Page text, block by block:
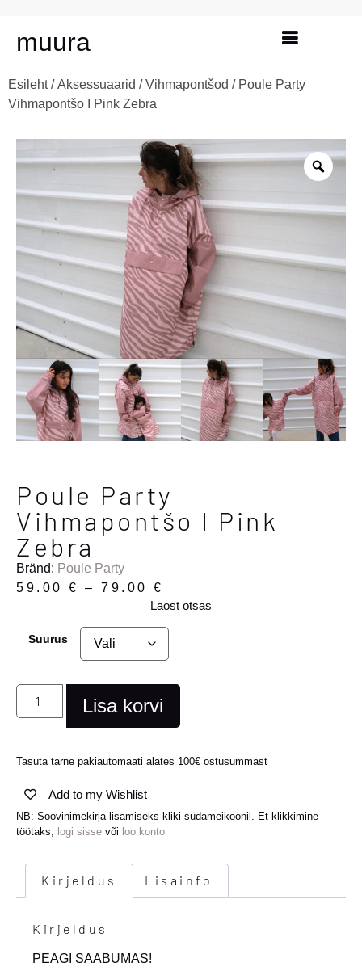
muura
Esileht/Aksessuaarid /Vihmapontšod / Poule Party
Vihmapontšo I Pink Zebra
Poule Party
Vihmapontšo I Pink
Zebra
Bränd: Poule Party
59.00 € – 79.00 €
Laost otsas
Suurus
Lisa korvi
Tasuta tarne pakiautomaati alates 100€ ostusummast
Add to my Wishlist
NB: Soovinimekirja lisamiseks kliki südameikoonil. Et klikkimine
töötaks, logi sisse või loo konto
Kirjeldus Lisainfo
Kirjeldus
PEAGI SAABUMAS!